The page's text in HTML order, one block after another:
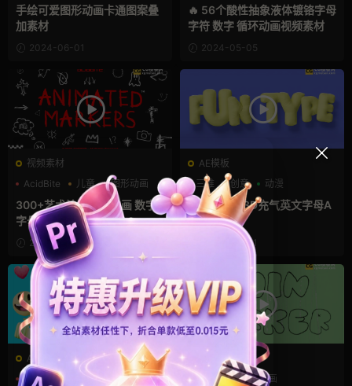
手绘可爱图形动画卡通图案叠
加素材
2024-06-01
🔥 56个酸性抽象液体镀铬字母
字符 数字 循环动画视频素材
2024-05-05
视频素材
AcidBite
儿童 图形动画
300+艺术涂鸦素材动画 数字
字母符号背景等
2024-04-30
AE模板
三维
创意 动漫
有趣可爱的3D充气英文字母A
E源文件
2024-03-31
AE模板
三维
卡通模板 可爱
AE模板
手绘风
文字动画